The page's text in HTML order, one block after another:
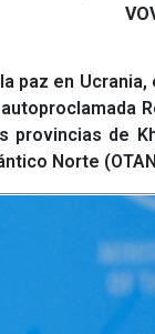
paz en Ucrania,
provincias de
Norte